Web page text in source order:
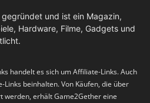
und ist ein Magazin,
Hardware, Filme, Gadgets und
handelt es sich um Affiliate-Links. Auch
beinhalten. Von Käufen, die über
werden, erhält Game2Gether eine